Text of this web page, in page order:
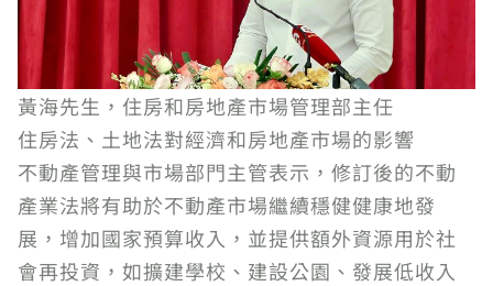
黃海先生，住房和房地產市場管理部主任
住房法、土地法對經濟和房地產市場的影響
不動產管理與市場部門主管表示，修訂後的不動
產業法將有助於不動產市場繼續穩健健康地發
展，增加國家預算收入，並提供額外資源用於社
會再投資，如擴建學校、建設公園、發展低收入